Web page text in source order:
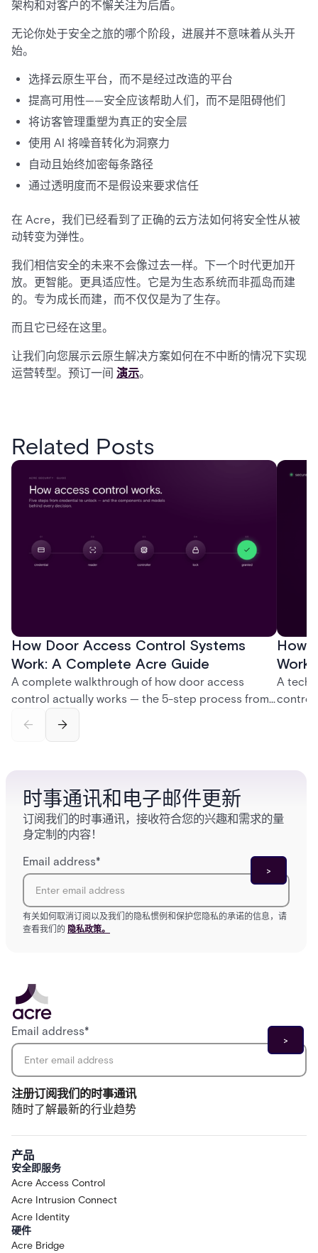
架构和对客户的不懈关注为后盾。
无论你处于安全之旅的哪个阶段，进展并不意味着从头开
始。
选择云原生平台，而不是经过改造的平台
提高可用性——安全应该帮助人们，而不是阻碍他们
将访客管理重塑为真正的安全层
使用 AI 将噪音转化为洞察力
自动且始终加密每条路径
通过透明度而不是假设来要求信任
在 Acre，我们已经看到了正确的云方法如何将安全性从被
动转变为弹性。
我们相信安全的未来不会像过去一样。下一个时代更加开
放。更智能。更具适应性。它是为生态系统而非孤岛而建
的。专为成长而建，而不仅仅是为了生存。
而且它已经在这里。
让我们向您展示云原生解决方案如何在不中断的情况下实现
运营转型。预订一间 演示。
Related Posts
How Door Access Control Systems
Work: A Complete Acre Guide
A complete walkthrough of how door access
control actually works — the 5-step process from
and software components, and the access control
How
A
control
时事通讯和电子邮件更新
订阅我们的时事通讯，接收符合您的兴趣和需求的量
身定制的内容！
Email address*
有关如何取消订阅以及我们的隐私惯例和保护您隐私的承诺的信息，请
查看我们的 隐私政策。
注册订阅我们的时事通讯
随时了解最新的行业趋势
Email address*
产品
安全即服务
Acre Access Control
Acre Intrusion Connect
Acre Identity
硬件
Acre Bridge